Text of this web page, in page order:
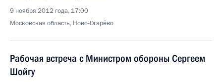
9 ноября 2012 года, 17:00
Московская область, Ново-Огарёво
Рабочая встреча с Министром обороны Сергеем
Шойгу